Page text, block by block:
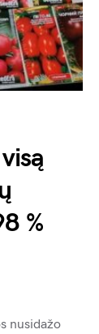
%
nusidažo